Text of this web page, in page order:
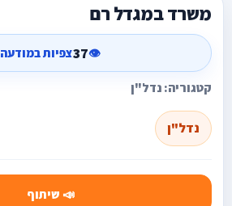
משרד במגדל רם
👁️
37צפיות במודעה
קטגוריה: נדל"ן
נדל"ן
📣 שיתוף